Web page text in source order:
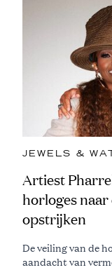
JEWELS &
Artiest
horloges
opstrijken
De veiling van de
aandacht van